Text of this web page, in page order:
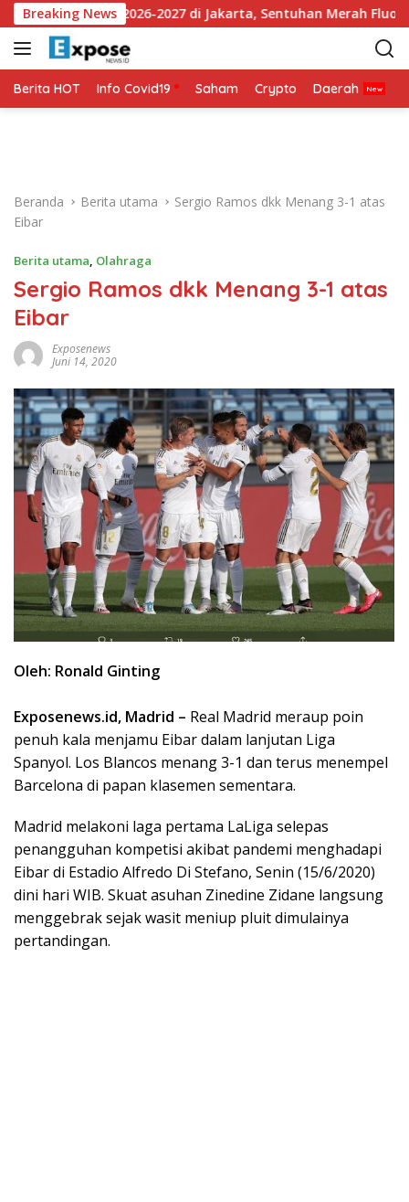
a
g
u
Breaking News
Ketiga 2026-2027 di Jakarta, Sentuhan Merah Fluoresen
Berita HOT Info Covid19 Saham Crypto Daerah
Beranda Berita utama
Sergio Ramos dkk Menang 3-1 atas
Eibar
Berita utama, Olahraga
Sergio Ramos dkk Menang 3-1 atas
Eibar
Exposenews
Juni 14, 2020
Oleh: Ronald Ginting
Exposenews.id, Madrid – Real Madrid meraup poin
penuh kala menjamu Eibar dalam lanjutan Liga
Spanyol. Los Blancos menang 3-1 dan terus menempel
Barcelona di papan klasemen sementara.
Madrid melakoni laga pertama LaLiga selepas
penangguhan kompetisi akibat pandemi menghadapi
Eibar di Estadio Alfredo Di Stefano, Senin (15/6/2020)
dini hari WIB. Skuat asuhan Zinedine Zidane langsung
menggebrak sejak wasit meniup pluit dimulainya
pertandingan.